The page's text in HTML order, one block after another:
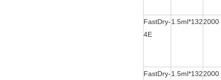
FastDry-
4E
1.5ml*1322000
FastDry-1.5ml*1322000